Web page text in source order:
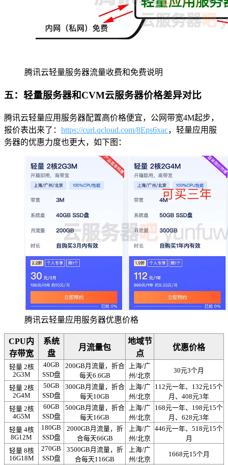
腾讯云轻量服务器流量收费和免费说明
五：轻量服务器和CVM云服务器价格差异对比
腾讯云轻量应用服务器配置高价格便宜，公网带宽4M起步，
报价表出来了： https://curl.qcloud.com/8Eps6xac，轻量应用服
务器的优惠力度也更大，如下图：
腾讯云轻量应用服务器优惠价格
CPU内
存带宽
系统
盘
月流量包
地域节
点
优惠价格
轻量 2核
2G3M
40GB
SSD盘
200GB月流量，折合
每天6.6GB
上海/广
州/北京
30元3个月
轻量 2核
2G4M
50GB
SSD盘
300GB月流量，折合
每天10GB
上海/广
州/北京
112元一年、132元15个
月、408元3年
轻量 2核
4G5M
60GB
SSD盘
500GB月流量，折合
每天16GB
上海/广
州/北京
168元一年、198元15个
月、628元3年
轻量 4核
8G12M
180GB
SSD盘
2000GB月流量，折
合每天66GB
上海/广
州/北京
446元一年、518元15个
月
轻量 8核
16G18M
270GB
SSD盘
3500GB月流量，折
合每天116GB
上海/广
州/北京
1668元15个月